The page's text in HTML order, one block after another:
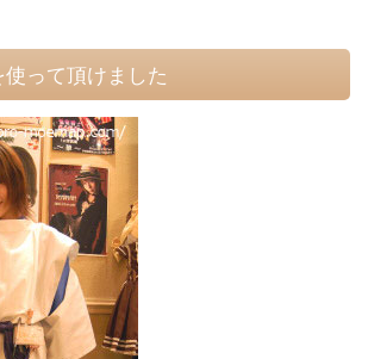
って頂けました